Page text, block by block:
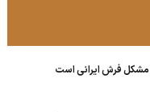
فرش ایرانی است